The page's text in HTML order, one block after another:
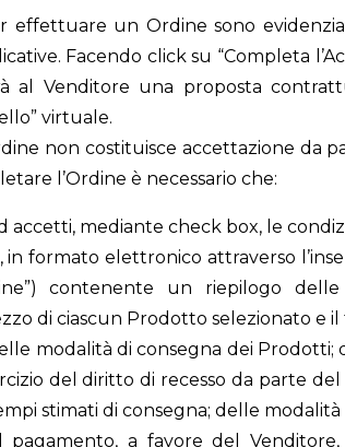
effettuare un Ordine sono
Facendo click su “Completa
al Venditore una proposta
virtuale.
non costituisce accettazione
l’Ordine è necessario che:
accetti, mediante check box, le
in formato elettronico attraverso
contenente un riepilogo
di ciascun Prodotto selezionato e
modalità di consegna dei Prodotti;
del diritto di recesso da parte
stimati di consegna; delle
pagamento, a favore del